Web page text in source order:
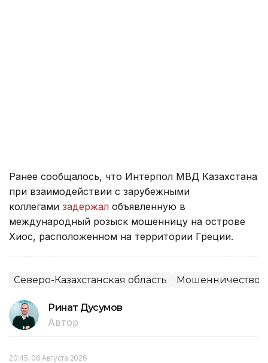
Ранее сообщалось, что Интерпол МВД Казахстана
при взаимодействии с зарубежными
коллегами задержал объявленную в
международный розыск мошенницу на острове
Хиос, расположенном на территории Греции.
Северо-Казахстанская область Мошенничество
Ринат Дусумов
Автор
20:45, 06 Августа 2026